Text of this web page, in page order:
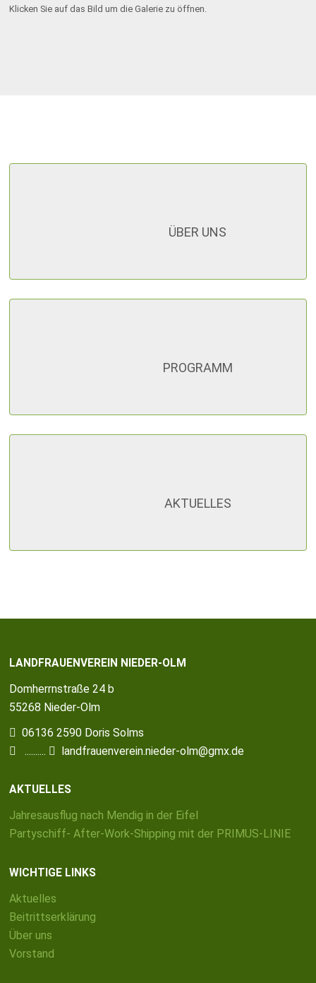
Klicken Sie auf das Bild um die Galerie zu öffnen.
ÜBER UNS
PROGRAMM
AKTUELLES
LANDFRAUENVEREIN NIEDER-OLM
Domherrnstraße 24 b
55268 Nieder-Olm
06136 2590 Doris Solms
..........
landfrauenverein.nieder-olm@gmx.de
AKTUELLES
Jahresausflug nach Mendig in der Eifel
Partyschiff- After-Work-Shipping mit der PRIMUS-LINIE
WICHTIGE LINKS
Aktuelles
Beitrittserklärung
Über uns
Vorstand